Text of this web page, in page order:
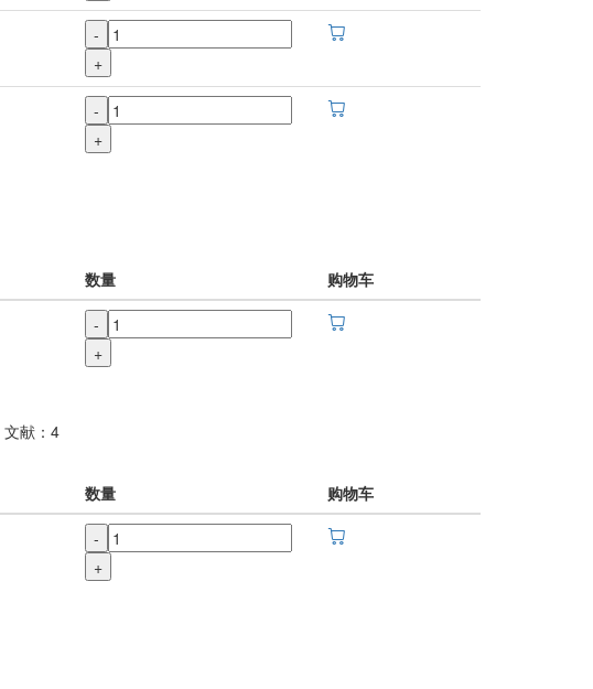
-
+
-
+
数量
购物车
-
+
文献：4
数量
购物车
-
+